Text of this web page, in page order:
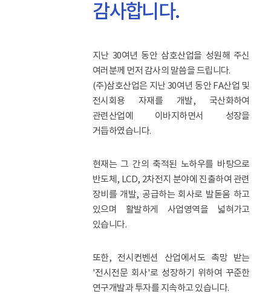
감사합니다.
지난 30여년 동안 삼호산업을 성원해 주신
여러분께 먼저 감사의 말씀을 드립니다.
(주)삼호산업은 지난 30여년 동안 FA산업 및
전시회용 자재를 개발, 국산화하여
관련산업에 이바지하면서 성장을
거듭하였습니다.
현재는 그 간의 축적된 노하우를 바탕으로
반도체, LCD, 2차전지 분야에 진출하여 관련
장비를 개발, 공급하는 회사로 발돋움 하고
있으며 활발하게 사업영역을 넓혀가고
있습니다.
또한, 전시컨벤션 산업에서도 촉망 받는
'전시전문 회사'로 성장하기 위하여 꾸준한
연구개발과 투자를 지속하고 있습니다.